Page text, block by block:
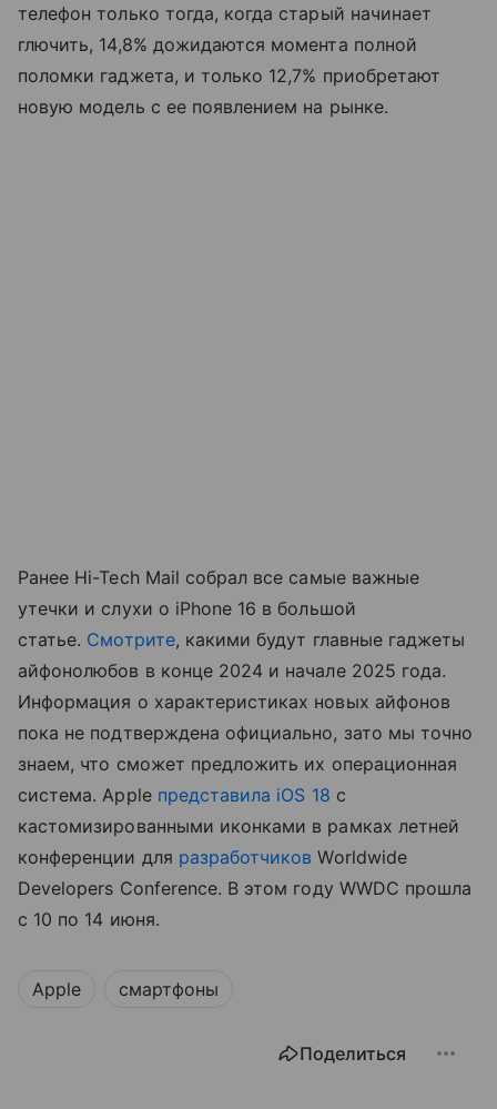
телефон только тогда, когда старый начинает
глючить, 14,8% дожидаются момента полной
поломки гаджета, и только 12,7% приобретают
новую модель с ее появлением на рынке.
Ранее Hi-Tech Mail собрал все самые важные
утечки и слухи о iPhone 16 в большой
статье. Смотрите, какими будут главные гаджеты
айфонолюбов в конце 2024 и начале 2025 года.
Информация о характеристиках новых айфонов
пока не подтверждена официально, зато мы точно
знаем, что сможет предложить их операционная
система. Apple представила iOS 18 с
кастомизированными иконками в рамках летней
конференции для разработчиков Worldwide
Developers Conference. В этом году WWDC прошла
с 10 по 14 июня.
Apple смартфоны
Поделиться